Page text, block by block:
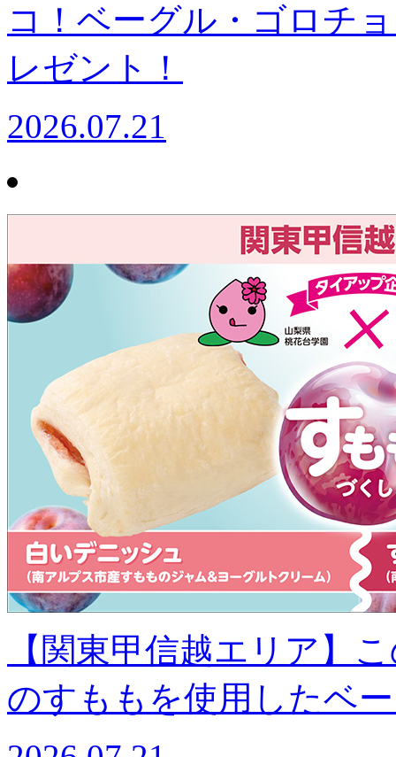
コ！ベーグル・ゴロチ
レゼント！
2026.07.21
【関東甲信越エリア】
のすももを使用したベ